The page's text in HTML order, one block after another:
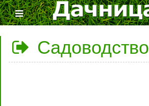
Садоводство